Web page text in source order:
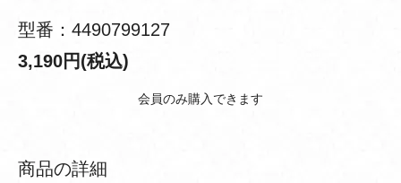
型番：4490799127
3,190円(税込)
会員のみ購入できます
商品の詳細